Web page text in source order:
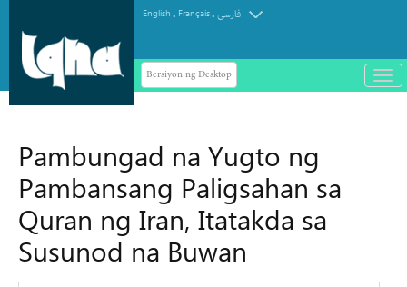
English . Français.فارسی
Bersiyon ng Desktop
باز
و
Pambungad na Yugto ng
Pambansang Paligsahan sa
Quran ng Iran, Itatakda sa
Susunod na Buwan